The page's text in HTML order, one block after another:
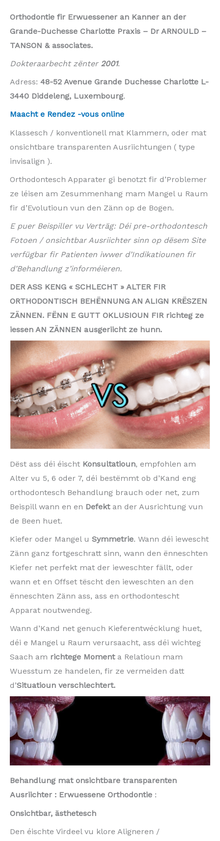
Orthodontie fir Erwuessener an Kanner an der
Grande-Duchesse Charlotte Praxis – Dr ARNOULD –
TANSON & associates.
Dokteraarbecht zënter 2001.
Adress: 48-52 Avenue Grande Duchesse Charlotte L-
3440 Diddeleng, Luxembourg.
Maacht e Rendez -vous online
Klassesch / konventionell mat Klammern, oder mat
onsichtbare transparenten Ausriichtungen ( type
invisalign ).
Orthodontesch Apparater gi benotzt fir d’Problemer
ze léisen am Zesummenhang mam Mangel u Raum
fir d’Evolutioun vun den Zänn op de Bogen.
E puer Beispiller vu Verträg: Déi pre-orthodontesch
Fotoen / onsichtbar Ausriichter sinn op dësem Site
verfügbar fir Patienten iwwer d’Indikatiounen fir
d’Behandlung z’informéieren.
DER ASS KENG « SCHLECHT » ALTER FIR
ORTHODONTISCH BEHËNNUNG AN ALIGN KRËSZEN
ZÄNNEN. FËNN E GUTT OKLUSIOUN FIR richteg ze
iessen AN ZÄNNEN ausgeriicht ze hunn.
Dëst ass déi éischt Konsultatioun, empfohlen am
Alter vu 5, 6 oder 7, déi bestëmmt ob d’Kand eng
orthodontesch Behandlung brauch oder net, zum
Beispill wann en en Defektan der Ausrichtung vun
de Been huet.
Kiefer oder Mangel u Symmetrie. Wann déi iewescht
Zänn ganz fortgeschratt sinn, wann den ënneschten
Kiefer net perfekt mat der ieweschter fällt, oder
wann et en Offset tëscht den ieweschten an den
ënneschten Zänn ass, ass en orthodontescht
Apparat noutwendeg.
Wann d’Kand net genuch Kieferentwécklung huet,
déi e Mangel u Raum verursaacht, ass déi wichteg
Saach am richtege Momenta Relatioun mam
Wuesstum ze handelen, fir ze vermeiden datt
d’Situatioun verschlechtert.
Behandlung mat onsichtbare transparenten
Ausriichter : Erwuessene Orthodontie :
Onsichtbar, ästhetesch
Den éischte Virdeel vu klore Aligneren /